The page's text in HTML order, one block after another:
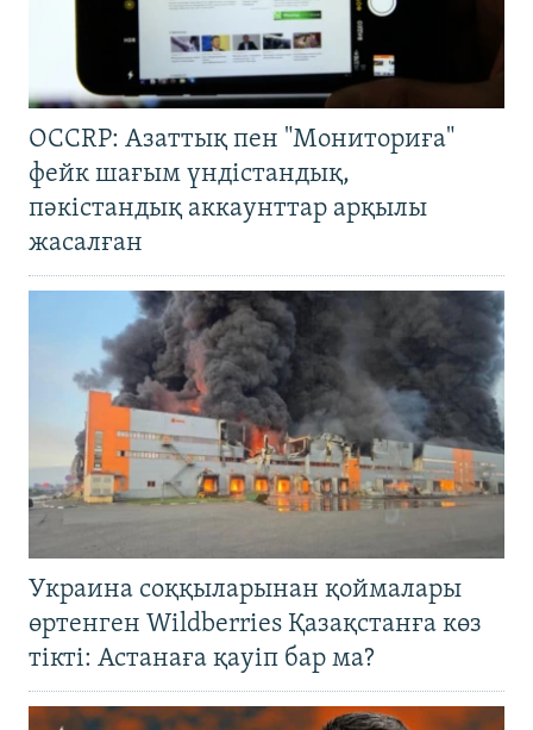
OCCRP: Азаттық пен "Мониториға"
фейк шағым үндістандық,
пәкістандық аккаунттар арқылы
жасалған
Украина соққыларынан қоймалары
өртенген Wildberries Қазақстанға көз
тікті: Астанаға қауіп бар ма?